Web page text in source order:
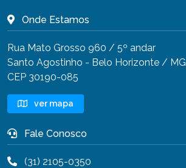
Onde Estamos
Rua Mato Grosso 960 / 5º andar
Santo Agostinho - Belo Horizonte / MG
CEP 30190-085
ver mapa
Fale Conosco
(31) 2105-0350